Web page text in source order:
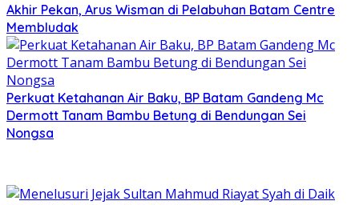
Akhir Pekan, Arus Wisman di Pelabuhan Batam Centre
Membludak
Perkuat Ketahanan Air Baku, BP Batam Gandeng Mc
Dermott Tanam Bambu Betung di Bendungan Sei
Nongsa